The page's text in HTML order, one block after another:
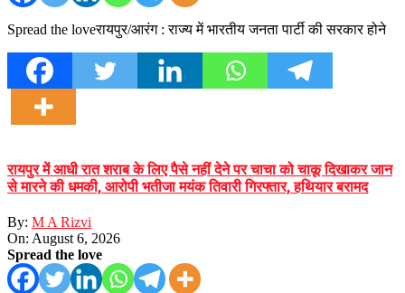
Spread the loveरायपुर/आरंग : राज्य में भारतीय जनता पार्टी की सरकार होने
रायपुर में आधी रात शराब के लिए पैसे नहीं देने पर चाचा को चाकू दिखाकर जान
से मारने की धमकी, आरोपी भतीजा मयंक तिवारी गिरफ्तार, हथियार बरामद
By: M A Rizvi
On: August 6, 2026
Spread the love